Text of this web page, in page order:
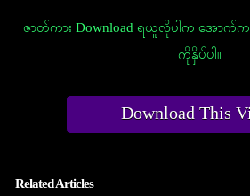
ဇာတ်ကား Download ရယူလိုပါက အောက်က
ကိုနှိပ်ပါ။
Download This
Related Articles